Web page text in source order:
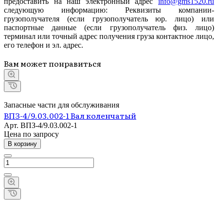
следующую информацию: Реквизиты компании-
грузополучателя (если грузополучатель юр. лицо) или
паспортные данные (если грузополучатель физ. лицо)
терминал или точный адрес получения груза контактное лицо,
его телефон и эл. адрес.
Вам может понравиться
Запасные части для обслуживания
ВПЗ-4/9.03.002-1 Вал коленчатый
Арт. ВПЗ-4/9.03.002-1
Цена по запросу
В корзину